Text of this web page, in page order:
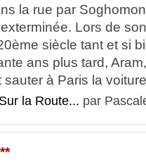
la rue par
Lors de
siècle tant et si
ans plus tard,
sauter à Paris la
Sur la Route... par